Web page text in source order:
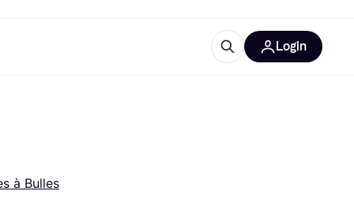
Login
à Bulles